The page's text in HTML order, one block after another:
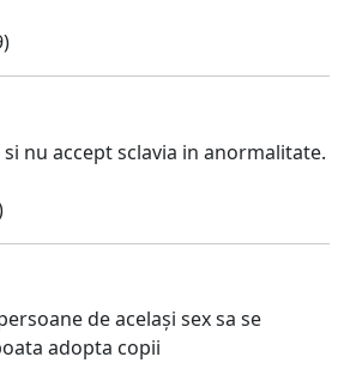
nu accept sclavia in anormalitate.
de același sex sa se
adopta copii